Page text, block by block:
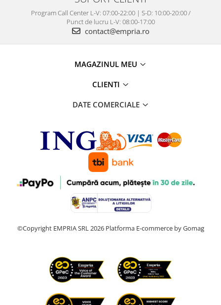
Program Call Center L-V: 07:00-22:00 | S-D: 10:00-20:00 /
Punct de lucru L-V: 08:00-17:00
contact@empria.ro
MAGAZINUL MEU
CLIENTI
DATE COMERCIALE
©Copyright EMPRIA SRL 2026 Platforma E-commerce by Gomag